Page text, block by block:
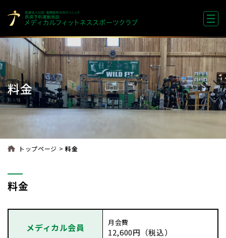
料金
トップページ > 料金
料金
メディカル会員 月会費
12,600円（税込）